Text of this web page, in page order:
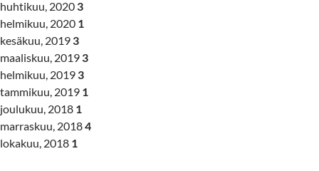
huhtikuu, 2020 3
helmikuu, 2020 1
kesäkuu, 2019 3
maaliskuu, 2019 3
helmikuu, 2019 3
tammikuu, 2019 1
joulukuu, 2018 1
marraskuu, 20184
lokakuu, 2018 1